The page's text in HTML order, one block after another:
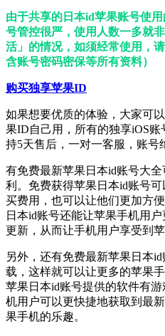
由于共享的日本id苹果账号使
号管控很严，使用人数一多就
活」的情况，如须经常使用，
含账号密码密保等所有资料）
购买独享苹果ID
如果想要优质的体验，大家可
果ID自己用，所有的独享iOS
持5天售后，一对一客服，账号
有免费最新苹果日本id账号大
利。免费获得苹果日本id账号
买费用，也可以让他们更加方
日本id账号还能让苹果手机用
更新，从而让手机用户享受到
另外，还有免费最新苹果日本
载，这样就可以让更多的苹果
苹果日本id账号提供的软件有
机用户可以更快捷地获取到最
果手机的乐趣。